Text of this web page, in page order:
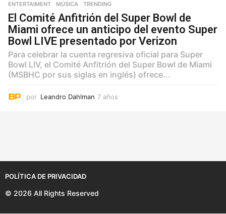
ENTERTAIMENT ,MÚSICA ,TRENDING
El Comité Anfitrión del Super Bowl de
Miami ofrece un anticipo del evento Super
Bowl LIVE presentado por Verizon
Para celebrar la cuenta regresiva oficial para Super
Bowl LIV, el Comité Anfitrión del Super Bowl de Miami
(MSBHC por sus siglas en inglés) ofrece...
por Leandro Dahlman 7 años
POLÍTICA DE PRIVACIDAD
© 2026 All Rights Reserved